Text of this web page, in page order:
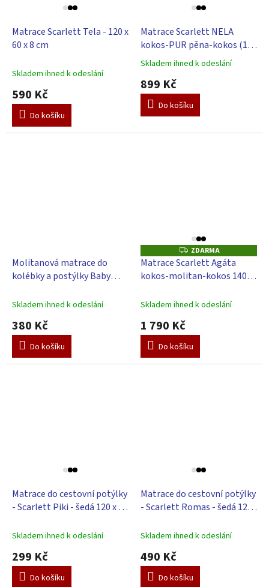
Matrace Scarlett Tela - 120 x
60 x 8 cm
Skladem ihned k odeslání
590 Kč
Do košíku
Matrace Scarlett NELA
kokos-PUR pěna-kokos (120
x 60 x 8 cm)
Průměrné
hodnocení
produktu
5,0
5
Skladem ihned k odeslání
899 Kč
Do košíku
Molitanová matrace do
kolébky a postýlky Baby
Skladem ihned k odeslání
380 Kč
Do košíku
Z
D
A
R
ZDARMA
Matrace Scarlett Agáta
kokos-molitan-kokos 140 x
Skladem ihned k odeslání
1 790 Kč
Do košíku
Matrace do cestovní potýlky
- Scarlett Piki - šedá 120 x 60
Skladem ihned k odeslání
299 Kč
Do košíku
Matrace do cestovní potýlky
- Scarlett Romas - šedá 120
Skladem ihned k odeslání
490 Kč
Do košíku